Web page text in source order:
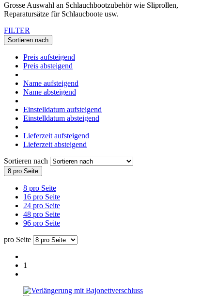
Grosse Auswahl an Schlauchbootzubehör wie Sliprollen,
Reparatursätze für Schlaucboote usw.
FILTER
Sortieren nach
Preis aufsteigend
Preis absteigend
Name aufsteigend
Name absteigend
Einstelldatum aufsteigend
Einstelldatum absteigend
Lieferzeit aufsteigend
Lieferzeit absteigend
Sortieren nach
8 pro Seite
8 pro Seite
16 pro Seite
24 pro Seite
48 pro Seite
96 pro Seite
pro Seite
1